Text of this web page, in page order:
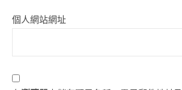
個人網站網址